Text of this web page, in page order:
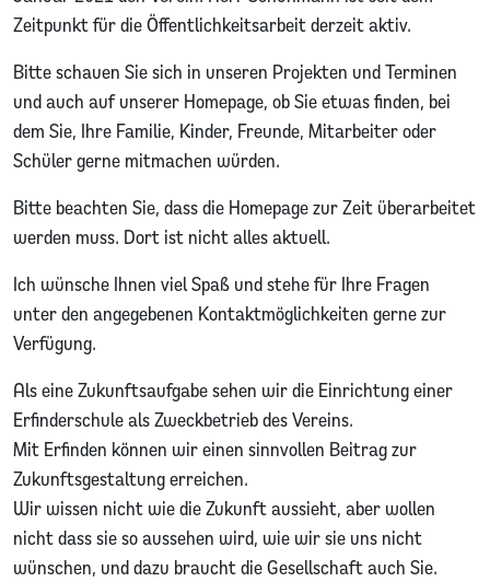
Zeitpunkt für die Öffentlichkeitsarbeit derzeit aktiv.
Bitte schauen Sie sich in unseren Projekten und Terminen
und auch auf unserer Homepage, ob Sie etwas finden, bei
dem Sie, Ihre Familie, Kinder, Freunde, Mitarbeiter oder
Schüler gerne mitmachen würden.
Bitte beachten Sie, dass die Homepage zur Zeit überarbeitet
werden muss. Dort ist nicht alles aktuell.
Ich wünsche Ihnen viel Spaß und stehe für Ihre Fragen
unter den angegebenen Kontaktmöglichkeiten gerne zur
Verfügung.
Als eine Zukunftsaufgabe sehen wir die Einrichtung einer
Erfinderschule als Zweckbetrieb des Vereins.
Mit Erfinden können wir einen sinnvollen Beitrag zur
Zukunftsgestaltung erreichen.
Wir wissen nicht wie die Zukunft aussieht, aber wollen
nicht dass sie so aussehen wird, wie wir sie uns nicht
wünschen, und dazu braucht die Gesellschaft auch Sie.